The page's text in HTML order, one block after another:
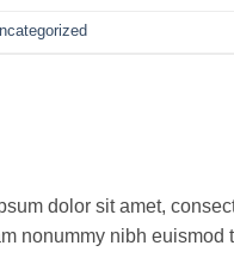
dolor sit amet,
nonummy nibh euismod